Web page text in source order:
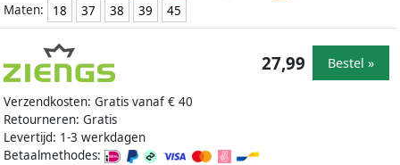
Maten:
18 37 38 39 45
Verzendkosten: Gratis vanaf € 40
Retourneren: Gratis
Levertijd: 1-3 werkdagen
Betaalmethodes:
27,99 Bestel »